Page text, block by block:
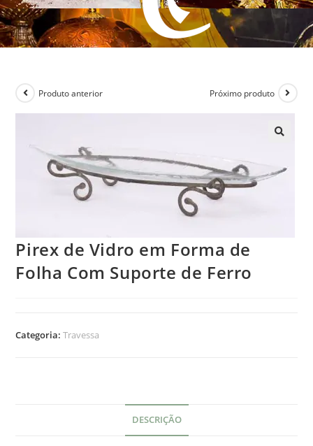
Produto anterior Próximo produto
Pirex de Vidro em Forma de
Folha Com Suporte de Ferro
Categoria:Travessa
DESCRIÇÃO